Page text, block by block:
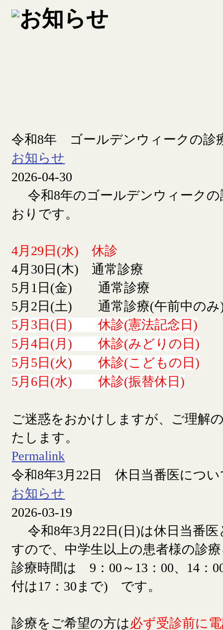
令和8年 ゴールデンウィークの診
お知らせ
2026-04-30
令和8年のゴールデンウィークの
おりです。
4月29日(水) 休診
4月30日(木) 通常診療
5月1日(金) 通常診療
5月2日(土) 通常診療(午前中のみ
5月3日(日) 休診(憲法記念日)
5月4日(月) 休診(みどりの日)
5月5日(火) 休診(こどもの日)
5月6日(水) 休診(振替休日)
ご迷惑をおかけしますが、ご理解
たします。
Permalink
令和8年3月22日 休日当番医につい
お知らせ
2026-03-19
令和8年3月22日(日)は休日当番
すので、中学生以上の患者様の診
診療時間は 9：00～13：00、14：
付は17：30まで) です。
診療をご希望の方は必ず受診前に